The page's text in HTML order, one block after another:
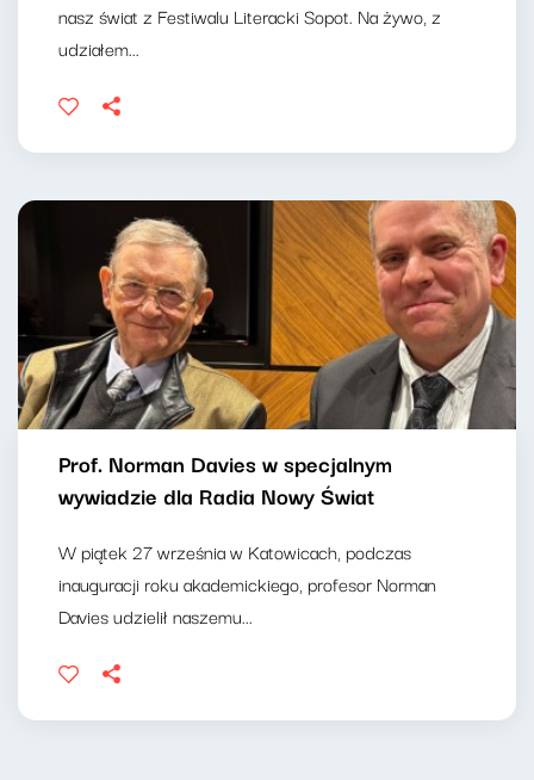
nasz świat z Festiwalu Literacki Sopot. Na żywo, z
udziałem...
Prof. Norman Davies w specjalnym
wywiadzie dla Radia Nowy Świat
W piątek 27 września w Katowicach, podczas
inauguracji roku akademickiego, profesor Norman
Davies udzielił naszemu...